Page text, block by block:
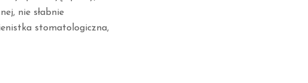
nie słabnie
stomatologiczna,